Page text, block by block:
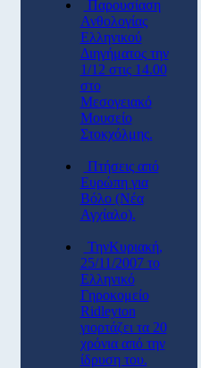
Παρουσίαση
Ανθολογίας
Ελληνικού
Διηγήματος την
1/12 στις 14.00
στο
Μεσογειακό
Μουσείο
Στοκχόλμης.
Πτήσεις από
Eυρώπη για
Βόλο (Νέα
Αγχίαλο).
ΤηνΚυριακή,
25/11/2007 το
Ελληνικό
Γηροκομείο
Ridleyton
γιορτάζει τα 20
χρόνια από την
ίδρυση του.